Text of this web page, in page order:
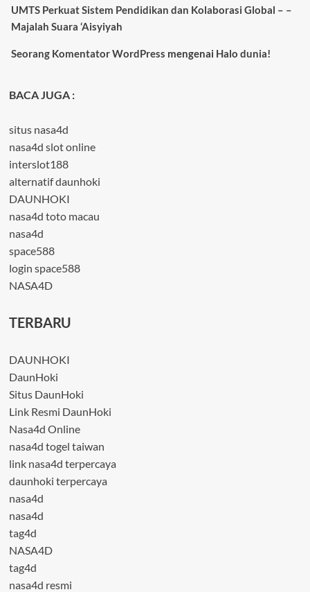
UMTS Perkuat Sistem Pendidikan dan Kolaborasi Global – –
Majalah Suara ‘Aisyiyah
Seorang Komentator WordPress mengenai Halo dunia!
BACA JUGA :
situs nasa4d
nasa4d slot online
interslot188
alternatif daunhoki
DAUNHOKI
nasa4d toto macau
nasa4d
space588
login space588
NASA4D
TERBARU
DAUNHOKI
DaunHoki
Situs DaunHoki
Link Resmi DaunHoki
Nasa4d Online
nasa4d togel taiwan
link nasa4d terpercaya
daunhoki terpercaya
nasa4d
nasa4d
tag4d
NASA4D
tag4d
nasa4d resmi